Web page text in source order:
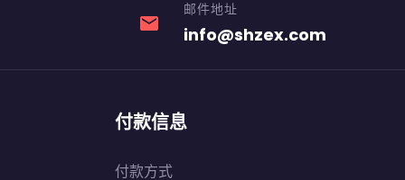
email
邮件地址
info@shzex.com
付款信息
付款方式